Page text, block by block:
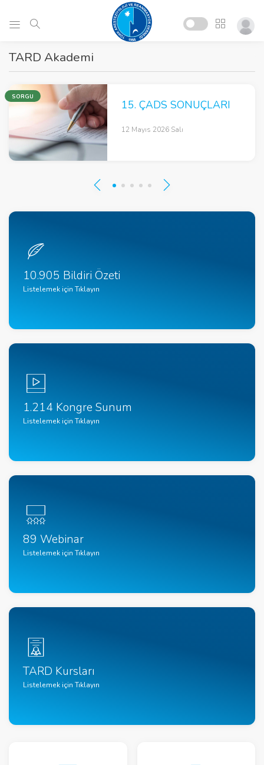
TARD Akademi
SORGU
15. ÇADS SONUÇLARI
12 Mayıs 2026 Salı
10.905 Bildiri Özeti
Listelemek için Tıklayın
1.214 Kongre Sunum
Listelemek için Tıklayın
89 Webinar
Listelemek için Tıklayın
TARD Kursları
Listelemek için Tıklayın